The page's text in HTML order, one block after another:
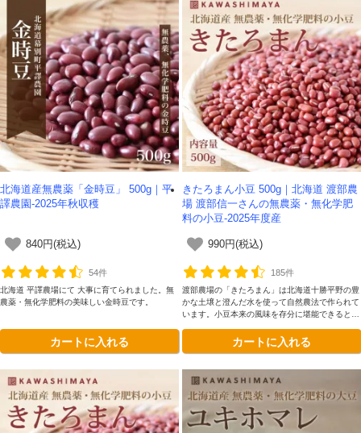
北海道産無農薬「金時豆」 500g｜平
譯農園-2025年秋収穫
840円(税込)
54件
北海道 平譯農場にて 大事に育てられました。無
農薬・無化学肥料の美味しい金時豆です。
カートに入れる
きたろまん小豆 500g｜北海道 渡部農
場 渡部信一さんの無農薬・無化学肥
料の小豆-2025年度産
990円(税込)
185件
渡部農場の「きたろまん」は北海道十勝平野の豊
かな土壌と澄んだ水を使って自然農法で作られて
います。小豆本来の風味を存分に堪能できるとて
カートに入れる